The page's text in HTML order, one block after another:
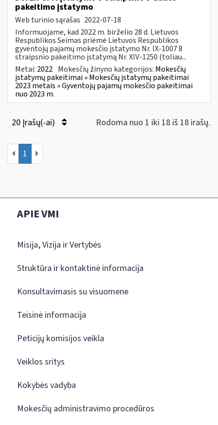
pakeitimo įstatymo
Web turinio sąrašas 2022-07-18
Informuojame, kad 2022 m. birželio 28 d. Lietuvos
Respublikos Seimas priėmė Lietuvos Respublikos
gyventojų pajamų mokesčio įstatymo Nr. IX-1007 8
straipsnio pakeitimo įstatymą Nr. XIV-1250 (toliau...
Metai: 2022 Mokesčių žinyno kategorijos: Mokesčių
įstatymų pakeitimai » Mokesčių įstatymų pakeitimai
2023 metais » Gyventojų pajamų mokesčio pakeitimai
nuo 2023 m.
20 Įrašų(-ai) Rodoma nuo 1 iki 18 iš 18 irašų.
1
APIE VMI
Misija, Vizija ir Vertybės
Struktūra ir kontaktinė informacija
Konsultavimasis su visuomene
Teisinė informacija
Peticijų komisijos veikla
Veiklos sritys
Kokybės vadyba
Mokesčių administravimo procedūros